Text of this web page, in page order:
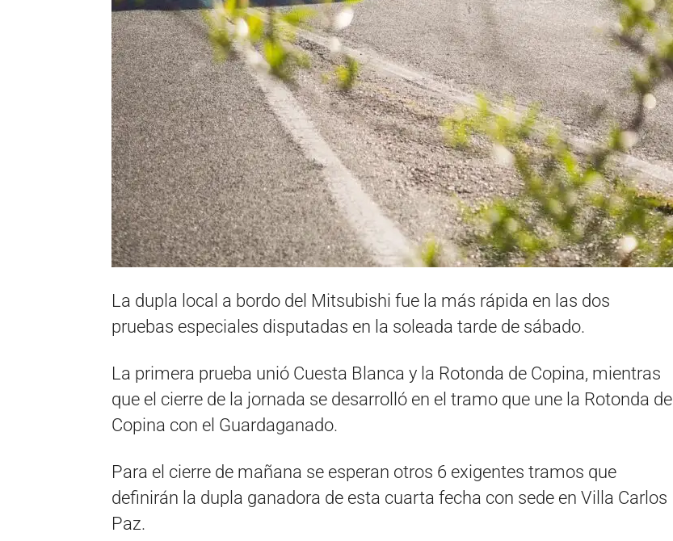
La dupla local a bordo del Mitsubishi fue la más rápida en las dos
pruebas especiales disputadas en la soleada tarde de sábado.
La primera prueba unió Cuesta Blanca y la Rotonda de Copina, mientras
que el cierre de la jornada se desarrolló en el tramo que une la Rotonda de
Copina con el Guardaganado.
Para el cierre de mañana se esperan otros 6 exigentes tramos que
definirán la dupla ganadora de esta cuarta fecha con sede en Villa Carlos
Paz.